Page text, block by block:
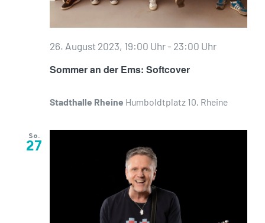
Sommer an der Ems: Softcover
26. August 2023, 19:00 Uhr- 23:00 Uhr
Stadthalle Rheine Humboldtplatz 10, Rheine
So.
27